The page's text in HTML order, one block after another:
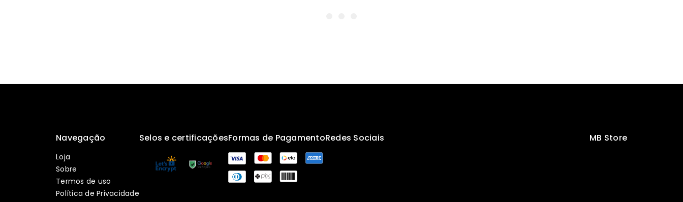
Navegação
Loja
Sobre
Termos de uso
Política de Privacidade
Selos e certificaçõesFormas de PagamentoRedes Sociais MB Store